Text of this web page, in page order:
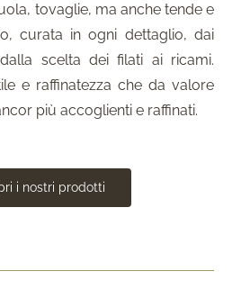
tovaglie, ma anche tende e
curata in ogni dettaglio, dai
scelta dei filati ai ricami.
e raffinatezza che da valore
più accoglienti e raffinati.
i nostri prodotti